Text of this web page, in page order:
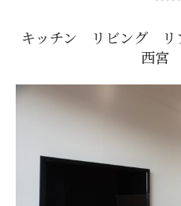
キッチン リビング
西宮